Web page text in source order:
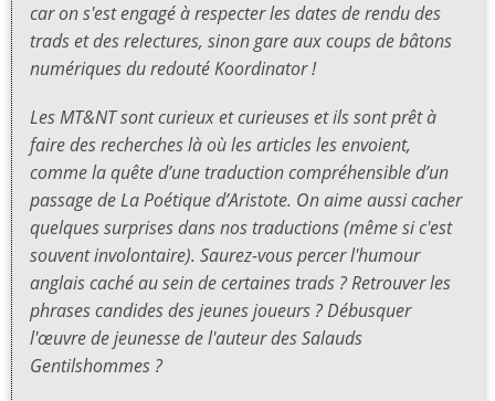
car on s'est engagé à respecter les dates de rendu des
trads et des relectures, sinon gare aux coups de bâtons
numériques du redouté Koordinator !
Les MT&NT sont curieux et curieuses et ils sont prêt à
faire des recherches là où les articles les envoient,
comme la quête d’une traduction compréhensible d’un
passage deLa Poétiqued’Aristote. On aime aussi cacher
quelques surprises dans nos traductions (même si c'est
souvent involontaire). Saurez-vous percer l'humour
anglais caché au sein de certaines trads ? Retrouver les
phrases candides des jeunes joueurs ? Débusquer
l'œuvre de jeunesse de l'auteur desSalauds
Gentilshommes ?